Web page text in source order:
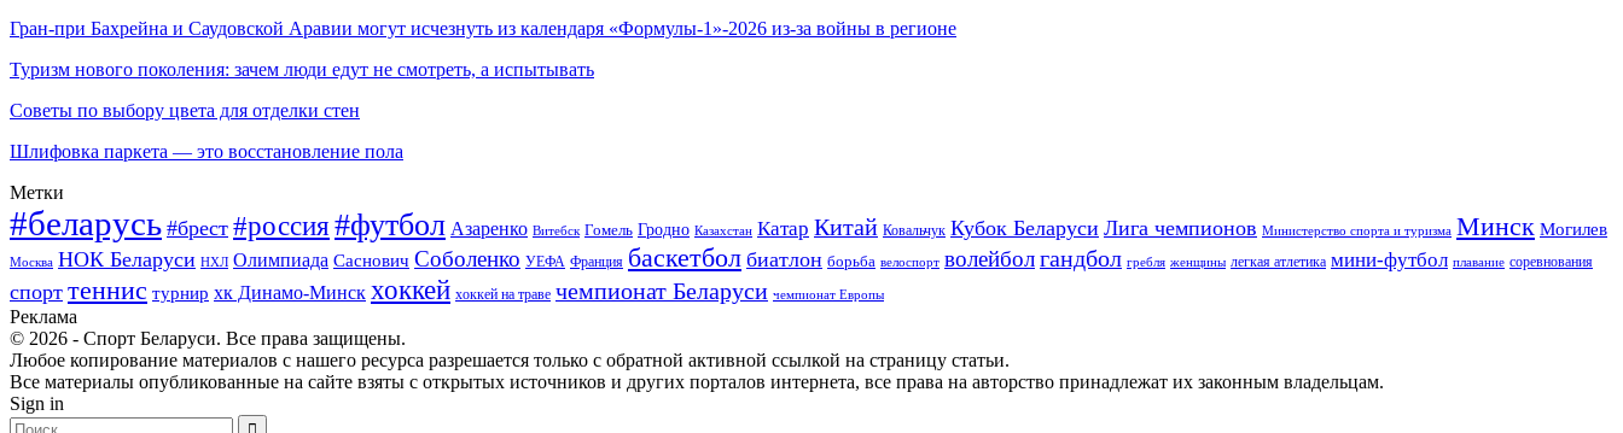
Гран-при Бахрейна и Саудовской Аравии могут исчезнуть из календаря «Формулы-1»-2026 из-за войны в регионе
Туризм нового поколения: зачем люди едут не смотреть, а испытывать
Советы по выбору цвета для отделки стен
Шлифовка паркета — это восстановление пола
Метки
#беларусь #брест #россия#футбол Азаренко Витебск Гомель Гродно Казахстан Катар Китай Ковальчук Кубок Беларуси Лига чемпионов Министерство спорта и туризма Минск Могилев
Москва НОК Беларуси НХЛ Олимпиада Саснович Соболенко УЕФА Франция баскетбол биатлон борьба велоспорт волейболгандбол гребля женщины легкая атлетика мини-футбол плавание соревнования
спорт теннис турнир хк Динамо-Минск хоккей хоккей на траве чемпионат Беларуси чемпионат Европы
Реклама
© 2026 - Спорт Беларуси. Все права защищены.
Любое копирование материалов с нашего ресурса разрешается только с обратной активной ссылкой на страницу статьи.
Все материалы опубликованные на сайте взяты с открытых источников и других порталов интернета, все права на авторство принадлежат их законным владельцам.
Sign in